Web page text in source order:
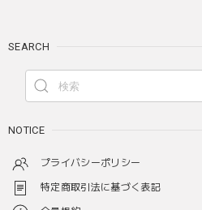
SEARCH
NOTICE
プライバシーポリシー
特定商取引法に基づく表記